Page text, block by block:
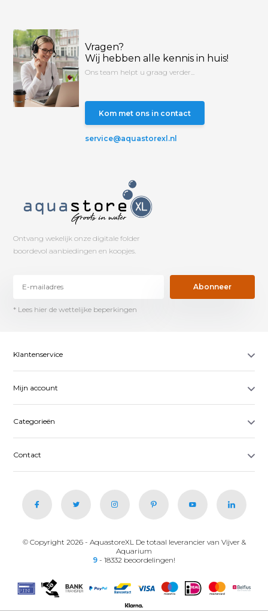
Vragen?
Wij hebben alle kennis in huis!
Ons team helpt u graag verder...
Kom met ons in contact
service@aquastorexl.nl
Ontvang wekelijk onze digitale folder
boordevol aanbiedingen en koopjes.
Abonneer
* Lees hier de wettelijke beperkingen
Klantenservice
Mijn account
Categorieën
Contact
© Copyright 2026 - AquastoreXL De totaal leverancier van Vijver &
Aquarium
9 - 18332 beoordelingen!